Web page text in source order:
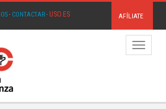
· CONTACTAR· USO.ES AFÍLIATE
Menú